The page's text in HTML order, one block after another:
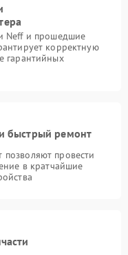
Neff и прошедшие
корректную
гарантийных
быстрый ремонт
провести
в кратчайшие